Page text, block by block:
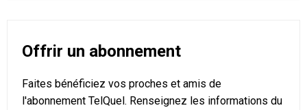
Offrir un abonnement
Faites bénéficiez vos proches et amis de
l'abonnement TelQuel. Renseignez les informations du